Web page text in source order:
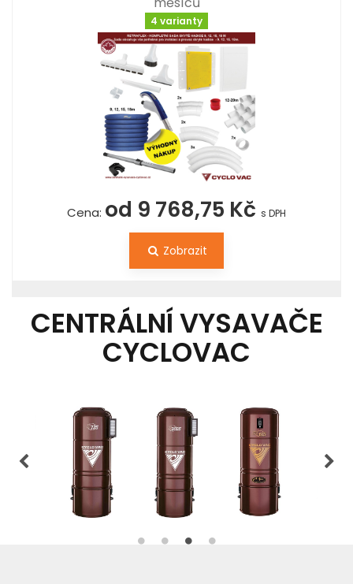
4 varianty
Cena: od 9 768,75 Kč s DPH
Zobrazit
CENTRÁLNÍ VYSAVAČE
CYCLOVAC